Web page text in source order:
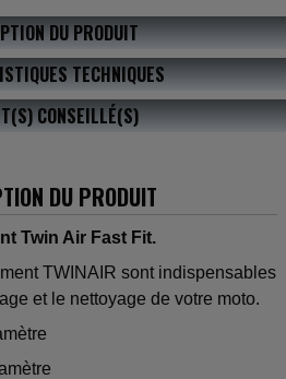
DU PRODUIT
TECHNIQUES
CONSEILLÉ(S)
DU PRODUIT
Twin Air Fast Fit.
TWINAIR sont indispensables
et le nettoyage de votre moto.